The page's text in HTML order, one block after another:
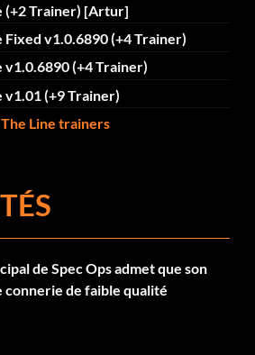
(+2 Trainer) [Artur]
Fixed v1.0.6890 (+4 Trainer)
v1.0.6890 (+4 Trainer)
v1.01 (+9 Trainer)
Line trainers
de Spec Ops admet que son
de faible qualité